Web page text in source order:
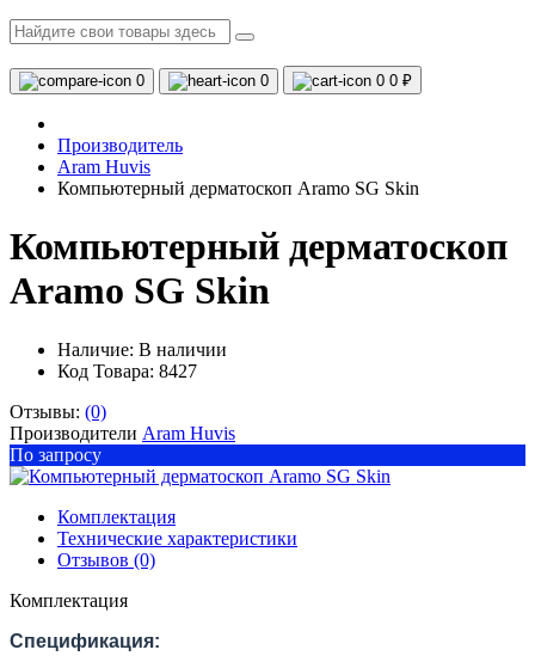
0 0 0 0 ₽
Производитель
Aram Huvis
Компьютерный дерматоскоп Aramo SG Skin
Компьютерный дерматоскоп
Aramo SG Skin
Наличие: В наличии
Код Товара: 8427
Отзывы: (0)
Производители Aram Huvis
По запросу
Комплектация
Технические характеристики
Отзывов (0)
Комплектация
Спецификация: